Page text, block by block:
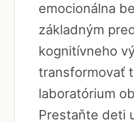
emocionálna
základným
kognitívneho
transformovať
laboratórium
Prestaňte deti